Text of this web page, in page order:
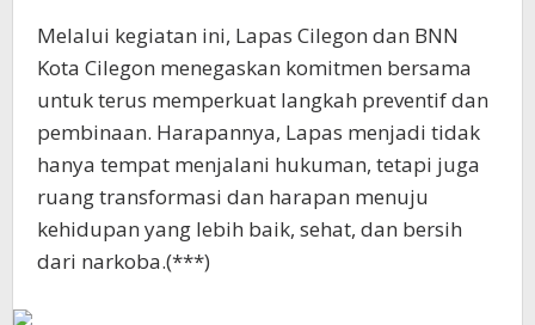
Melalui kegiatan ini, Lapas Cilegon dan BNN
Kota Cilegon menegaskan komitmen bersama
untuk terus memperkuat langkah preventif dan
pembinaan. Harapannya, Lapas menjadi tidak
hanya tempat menjalani hukuman, tetapi juga
ruang transformasi dan harapan menuju
kehidupan yang lebih baik, sehat, dan bersih
dari narkoba.(***)